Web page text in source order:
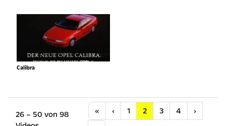
Calibra
26 – 50 von 98
«Anfang
‹Vorherige
1 2 3 4 ›Nächste